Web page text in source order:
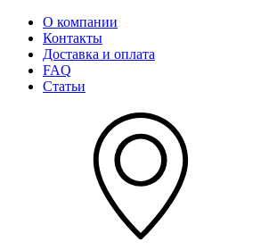
О компании
Контакты
Доставка и оплата
FAQ
Статьи